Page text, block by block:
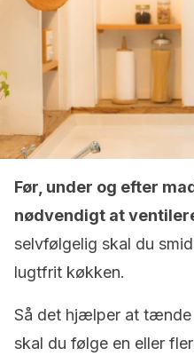
Før, under og efter
nødvendigt at
selvfølgelig skal du
lugtfrit køkken.
Så det hjælper at
skal du følge en eller